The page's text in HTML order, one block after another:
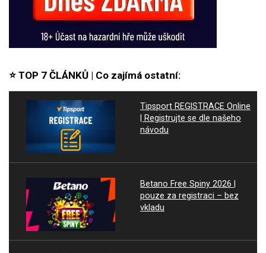
⭐ TOP 7 ČLÁNKŮ | Co zajímá ostatní:
Tipsport REGISTRACE Online
| Registrujte se dle našeho
návodu
Betano Free Spiny 2026 |
pouze za registraci – bez
vkladu